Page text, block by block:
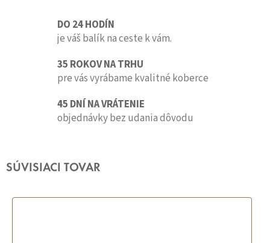
DO 24 HODÍN
je váš balík na ceste k vám.
35 ROKOV NA TRHU
pre vás vyrábame kvalitné koberce
45 DNÍ NA VRÁTENIE
objednávky bez udania dôvodu
SÚVISIACI TOVAR